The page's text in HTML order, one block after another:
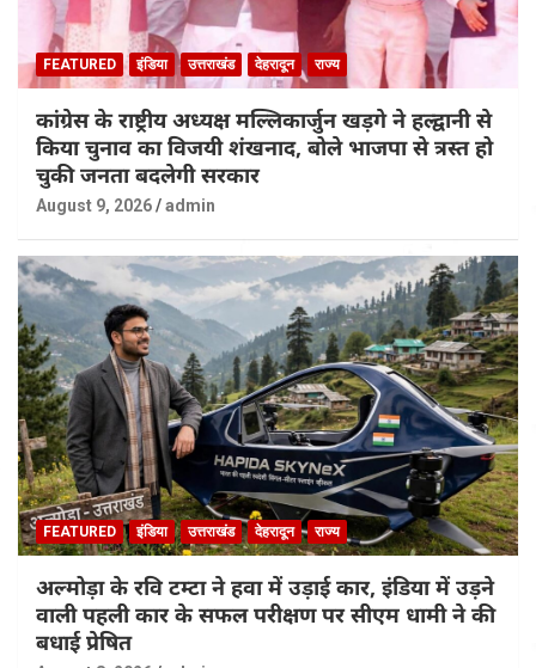
FEATURED इंडिया उत्तराखंड देहरादून राज्य
कांग्रेस के राष्ट्रीय अध्यक्ष मल्लिकार्जुन खड़गे ने हल्द्वानी से
किया चुनाव का विजयी शंखनाद, बोले भाजपा से त्रस्त हो
चुकी जनता बदलेगी सरकार
August 9, 2026 admin
FEATURED इंडिया उत्तराखंड देहरादून राज्य
अल्मोड़ा के रवि टम्टा ने हवा में उड़ाई कार, इंडिया में उड़ने
वाली पहली कार के सफल परीक्षण पर सीएम धामी ने की
बधाई प्रेषित